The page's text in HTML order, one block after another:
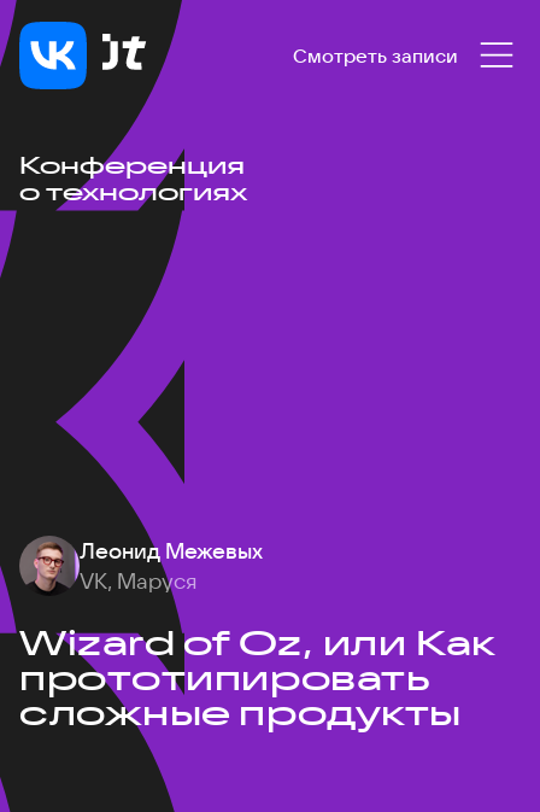
Смотреть записи
Конференция
о технологиях
Леонид Межевых
VK, Маруся
Wizard of Oz, или Как
прототипировать
сложные продукты